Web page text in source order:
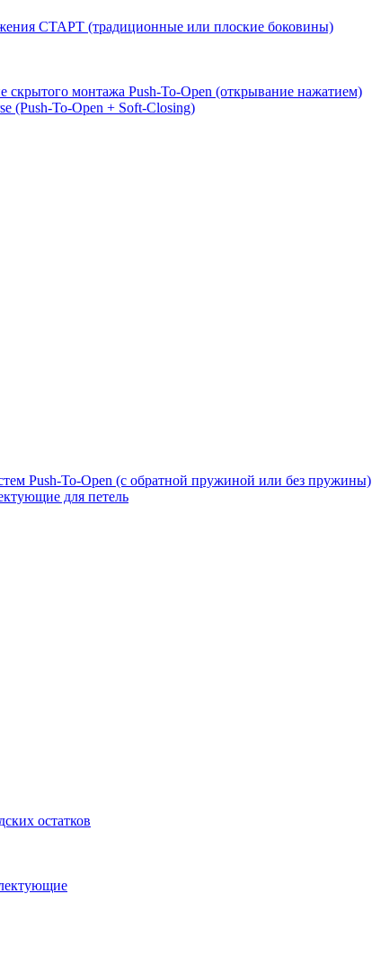
СТАРТ (традиционные или плоские боковины)
скрытого монтажа Push-To-Open (открывание нажатием)
(Push-To-Open + Soft-Closing)
Push-To-Open (с обратной пружиной или без пружины)
для петель
остатков